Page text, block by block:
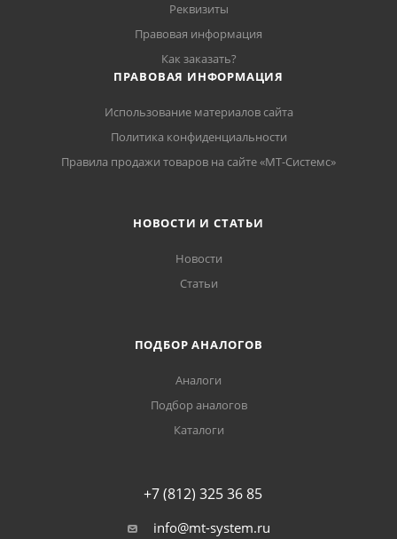
Реквизиты
Правовая информация
Как заказать?
ПРАВОВАЯ ИНФОРМАЦИЯ
Использование материалов сайта
Политика конфиденциальности
Правила продажи товаров на сайте «МТ-Системс»
НОВОСТИ И СТАТЬИ
Новости
Статьи
ПОДБОР АНАЛОГОВ
Аналоги
Подбор аналогов
Каталоги
+7 (812) 325 36 85
info@mt-system.ru